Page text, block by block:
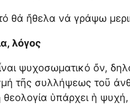
θά ἤθελα νά γράψω
λόγος
ψυχοσωματικό ὄν,
τῆς συλλήψεως τοῦ
ὑπάρχει ἡ